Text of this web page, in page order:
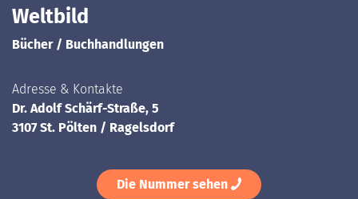
Weltbild
Bücher / Buchhandlungen
Adresse & Kontakte
Dr. Adolf Schärf-Straße, 5
3107 St. Pölten / Ragelsdorf
Die Nummer sehen